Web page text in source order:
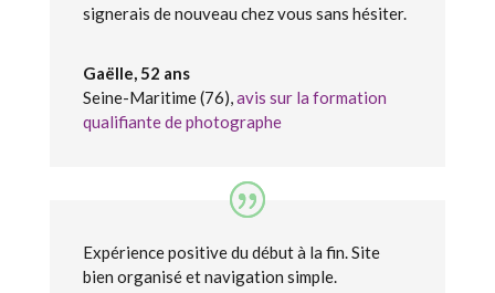
signerais de nouveau chez vous sans hésiter.
Gaëlle, 52 ans
Seine-Maritime (76),avis sur la formation
qualifiante de photographe
Expérience positive du début à la fin. Site
bien organisé et navigation simple.